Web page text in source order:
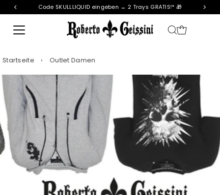
Direkt zum Inhalt
Code SKULLLIQUID eingeben → 2 Trays GRATIS!* 🎁
Startseite › Outlet Damen